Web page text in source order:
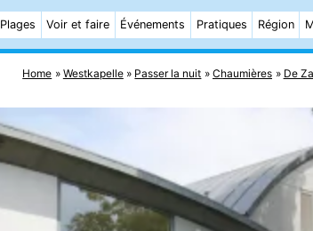
Plages Voir et faire Événements Pratiques Région
Home Westkapelle Passer la nuit Chaumières De